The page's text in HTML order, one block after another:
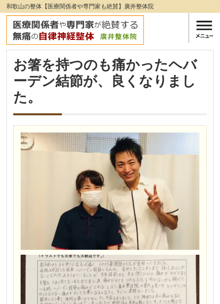
和歌山の整体【医療関係者や専門家も絶賛】廣井整体院
お箸を持つのも痛かったヘバ
ーデン結節が、良くなりまし
た。